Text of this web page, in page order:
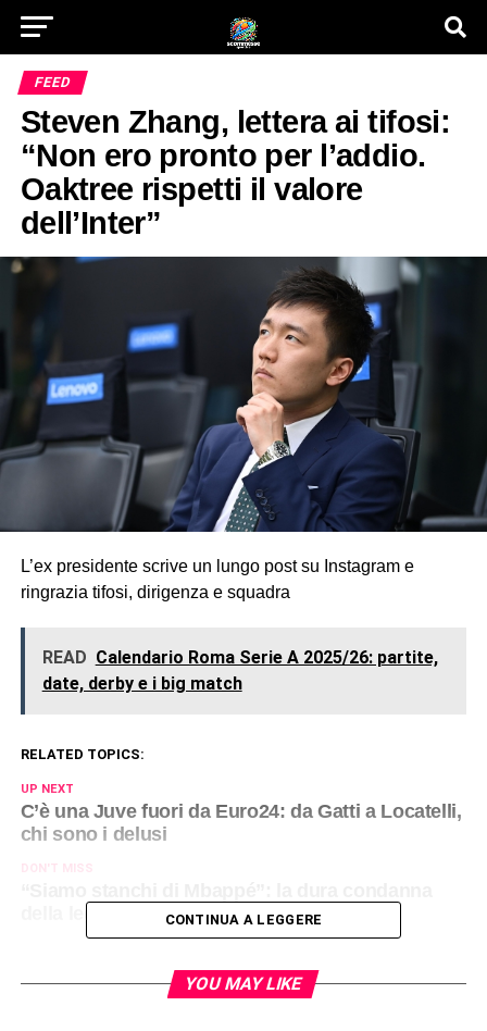
FEED
Steven Zhang, lettera ai tifosi:
“Non ero pronto per l’addio.
Oaktree rispetti il valore
dell’Inter”
L’ex presidente scrive un lungo post su Instagram e
ringrazia tifosi, dirigenza e squadra
READ Calendario Roma Serie A 2025/26: partite,
date, derby e i big match
RELATED TOPICS:
UP NEXT
C’è una Juve fuori da Euro24: da Gatti a Locatelli,
chi sono i delusi
DON'T MISS
della leggenda franceseCONTINUA A LEGGERE
YOU MAY LIKE